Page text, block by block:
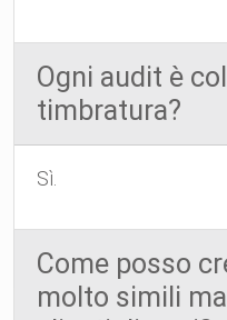
Ogni audit è
timbratura?
Sì.
Come posso
molto simili